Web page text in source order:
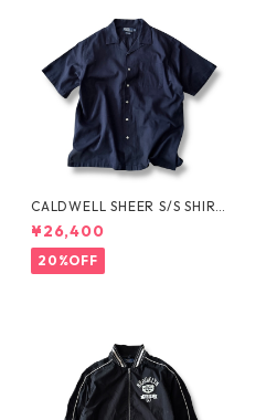
CALDWELL SHEER S/S SHIRT
by Polo Ralph Lauren
¥26,400
20%OFF